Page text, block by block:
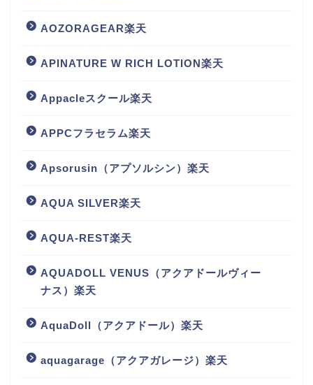
AOZORAGEAR楽天
APINATURE W RICH LOTION楽天
Appacleスクール楽天
APPCフラセラム楽天
Apsorusin（アプソルシン）楽天
AQUA SILVER楽天
AQUA-REST楽天
AQUADOLL VENUS（アクアドールヴィー
ナス）楽天
AquaDoll（アクアドール）楽天
aquagarage（アクアガレージ）楽天